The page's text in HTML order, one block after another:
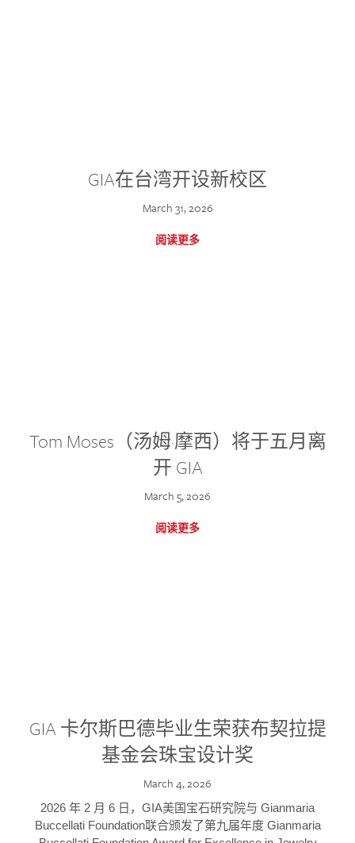
GIA在台湾开设新校区
March 31, 2026
阅读更多
Tom Moses（汤姆·摩西）将于五月离
开 GIA
March 5, 2026
阅读更多
GIA 卡尔斯巴德毕业生荣获布契拉提
基金会珠宝设计奖
March 4, 2026
2026 年 2 月 6 日，GIA美国宝石研究院与 Gianmaria
Buccellati Foundation联合颁发了第九届年度 Gianmaria